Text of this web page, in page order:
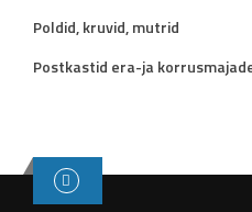
Poldid, kruvid, mutrid
Postkastid era-ja